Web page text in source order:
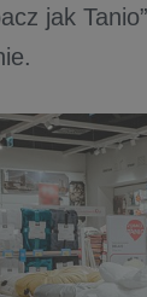
jak